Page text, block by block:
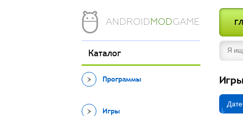
ANDROIDMODGAME
Каталог
Программы
Игры
Дате